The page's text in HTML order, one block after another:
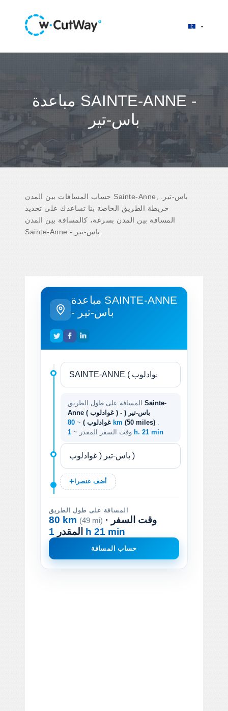
مباعدة SAINTE-ANNE -
باس-تير
حساب المسافات بين المدن Sainte-Anne, باس-تير.
خريطة الطريق الخاصة بنا تساعدك على تحديد
المسافة بين المدن بسرعة، كالمسافة بين المدن
مباعدة SAINTE-ANNE
- باس-تير
Sainte-
Anne ( غوادلوب ) - باس-تير (
غوادلوب ) ~ 80 km (50 miles)
وقت السفر المقدر ~ 1 h. 21 min
أضف عنصرا
المسافة على طول الطريق
80 km (49 mi) · وقت السفر
المقدر 1 h 21 min
حساب المسافة